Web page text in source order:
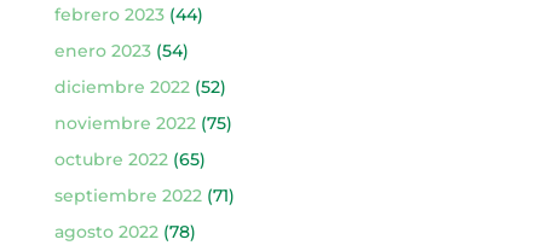
febrero 2023(44)
enero 2023(54)
diciembre 2022(52)
noviembre 2022(75)
octubre 2022(65)
septiembre 2022(71)
agosto 2022(78)